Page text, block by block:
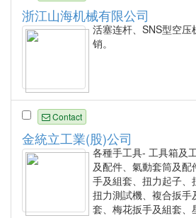
浙江山海机械有限公司
活塞连杆、SNS型空
销。
Contact
金統立工業(股)公司
各種手工具- 工具箱及
及配件、氣動套筒及
手及組套、扭力起子、
扭力測試機、複合扳手
套、梅花扳手及組套、